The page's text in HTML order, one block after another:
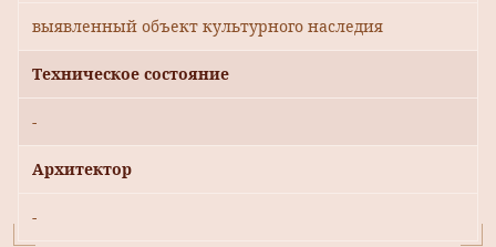
выявленный объект культурного наследия
Техническое состояние
-
Архитектор
-